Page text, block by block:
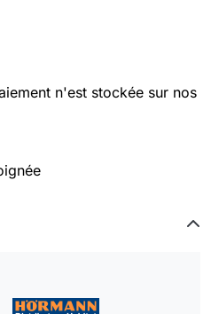
n'est stockée sur nos